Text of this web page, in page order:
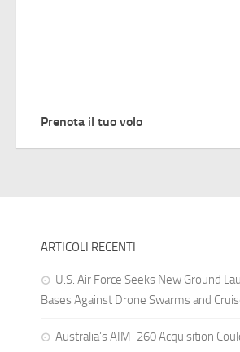
Prenota il tuo volo
ARTICOLI RECENTI
U.S. Air Force Seeks New Ground
Bases Against Drone Swarms and
Australia’s AIM-260 Acquisition